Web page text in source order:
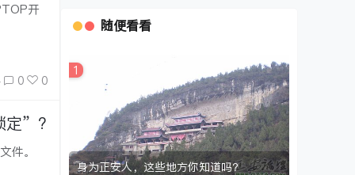
开
0 0
定”?
件。
随便看看
1
身为正安人，这些地方你知道吗？